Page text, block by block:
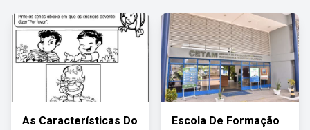
As Características Do
Escola De Formação